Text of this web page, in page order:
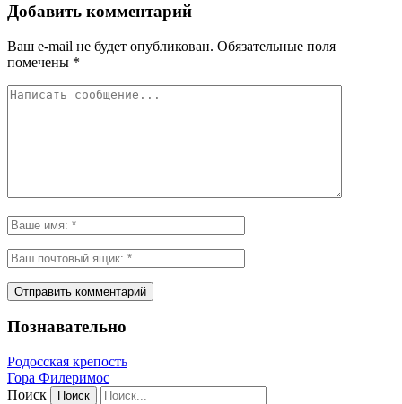
Добавить комментарий
Ваш e-mail не будет опубликован. Обязательные поля
помечены *
Познавательно
Родосская крепость
Гора Филеримос
Поиск